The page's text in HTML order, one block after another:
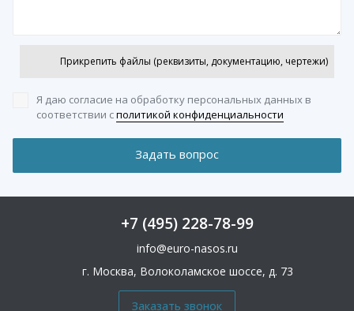
Прикрепить файлы (реквизиты, документацию, чертежи)
Я даю согласие на обработку персональных данных в
соответствии сполитикой конфиденциальности
+7 (495) 228-78-99
info@euro-nasos.ru
г. Москва, Волоколамское шоссе, д. 73